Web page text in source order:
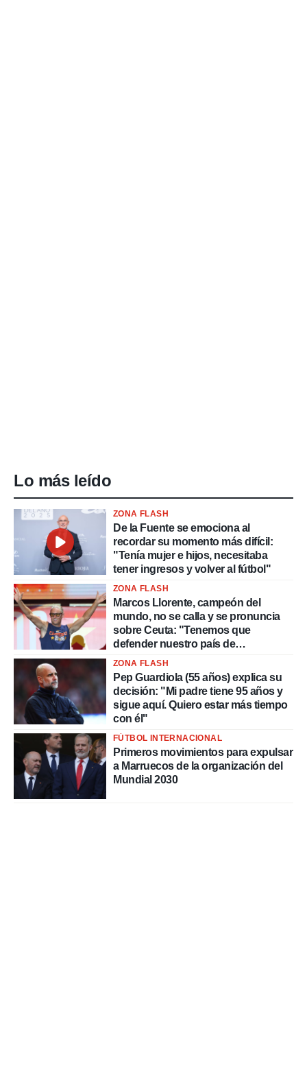
Lo más leído
ZONA FLASH
De la Fuente se emociona al
recordar su momento más difícil:
"Tenía mujer e hijos, necesitaba
tener ingresos y volver al fútbol"
ZONA FLASH
Marcos Llorente, campeón del
mundo, no se calla y se pronuncia
sobre Ceuta: "Tenemos que
defender nuestro país de
delincuentes"
ZONA FLASH
Pep Guardiola (55 años) explica su
decisión: "Mi padre tiene 95 años y
sigue aquí. Quiero estar más tiempo
con él"
FÚTBOL INTERNACIONAL
Primeros movimientos para expulsar
a Marruecos de la organización del
Mundial 2030